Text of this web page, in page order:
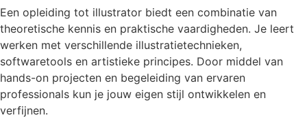
Een opleiding tot illustrator biedt een combinatie van
theoretische kennis en praktische vaardigheden. Je leert
werken met verschillende illustratietechnieken,
softwaretools en artistieke principes. Door middel van
hands-on projecten en begeleiding van ervaren
professionals kun je jouw eigen stijl ontwikkelen en
verfijnen.